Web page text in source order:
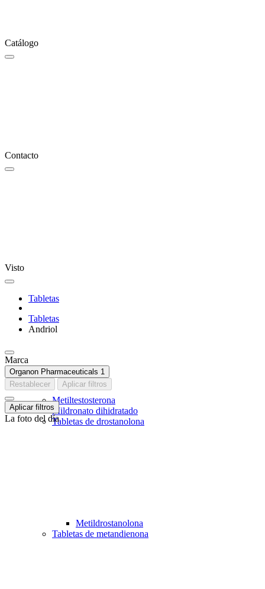
Catálogo
Contacto
Visto
Tabletas
Metiltestosterona
Mildronato dihidratado
Tabletas de drostanolona
Metildrostanolona
Tabletas de metandienona
Tabletas
Andriol
Marca
Organon Pharmaceuticals 1
Restablecer
Aplicar filtros
Aplicar filtros
La foto del día